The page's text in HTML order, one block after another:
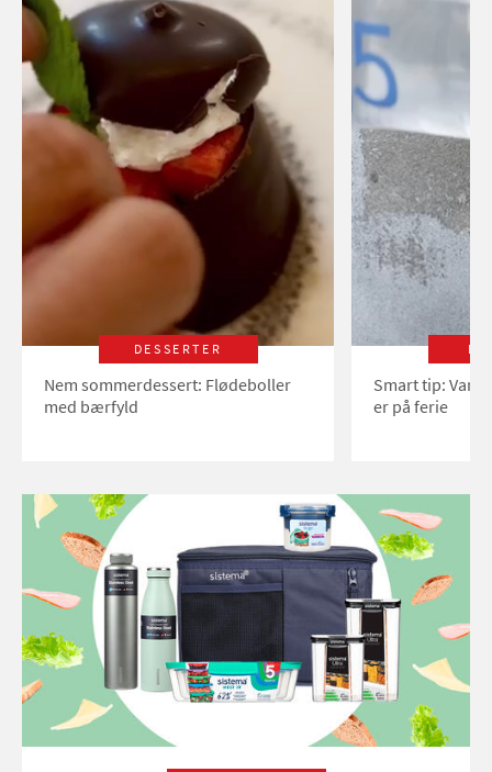
DESSERTER
Nem sommerdessert: Flødeboller
med bærfyld
Smart tip:
er på ferie